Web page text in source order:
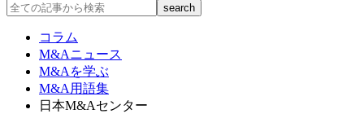
コラム
M&Aニュース
M&Aを学ぶ
M&A用語集
日本M&Aセンター